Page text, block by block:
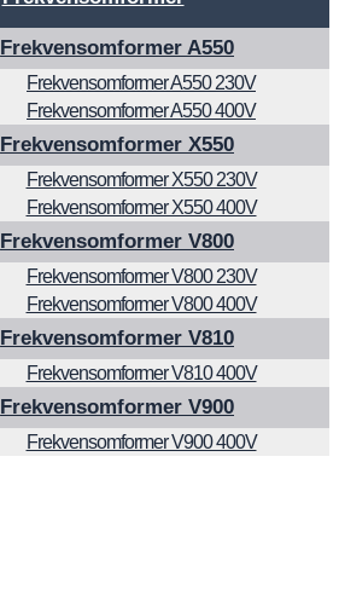
Frekvensomformer A550
Frekvensomformer A550 230V
Frekvensomformer A550 400V
Frekvensomformer X550
Frekvensomformer X550 230V
Frekvensomformer X550 400V
Frekvensomformer V800
Frekvensomformer V800 230V
Frekvensomformer V800 400V
Frekvensomformer V810
Frekvensomformer V810 400V
Frekvensomformer V900
Frekvensomformer V900 400V